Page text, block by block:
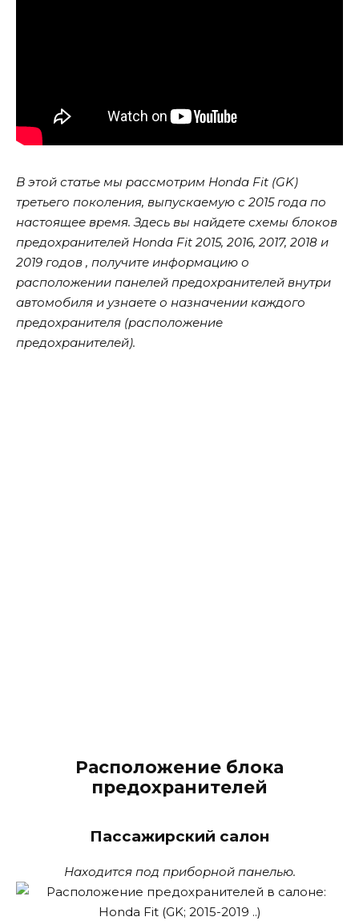
В этой статье мы рассмотрим Honda Fit (GK)
третьего поколения, выпускаемую с 2015 года по
настоящее время. Здесь вы найдете схемы блоков
предохранителей Honda Fit 2015, 2016, 2017, 2018 и
2019 годов , получите информацию о
расположении панелей предохранителей внутри
автомобиля и узнаете о назначении каждого
предохранителя (расположение
предохранителей).
Расположение блока
предохранителей
Пассажирский салон
Находится под приборной панелью.